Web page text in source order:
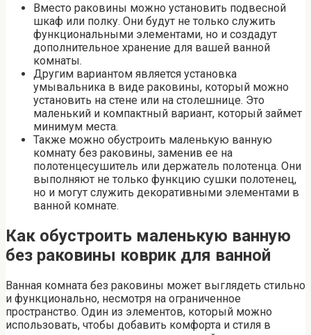
Вместо раковины можно установить подвесной
шкаф или полку. Они будут не только служить
функциональными элементами, но и создадут
дополнительное хранение для вашей ванной
комнаты.
Другим вариантом является установка
умывальника в виде раковины, который можно
установить на стене или на столешнице. Это
маленький и компактный вариант, который займет
минимум места.
Также можно обустроить маленькую ванную
комнату без раковины, заменив ее на
полотенцесушитель или держатель полотенца. Они
выполняют не только функцию сушки полотенец,
но и могут служить декоративными элементами в
ванной комнате.
Как обустроить маленькую ванную
без раковины коврик для ванной
Ванная комната без раковины может выглядеть стильно
и функционально, несмотря на ограниченное
пространство. Один из элементов, который можно
использовать, чтобы добавить комфорта и стиля в